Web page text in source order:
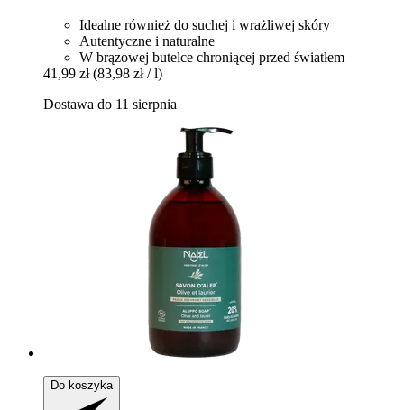
Idealne również do suchej i wrażliwej skóry
Autentyczne i naturalne
W brązowej butelce chroniącej przed światłem
41,99 zł (83,98 zł / l)
Dostawa do 11 sierpnia
Do koszyka